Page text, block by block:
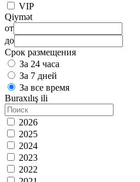
VIP
Qiymət
от
до
Срок размещения
За 24 часа
За 7 дней
За все время
Buraxılış ili
2026
2025
2024
2023
2022